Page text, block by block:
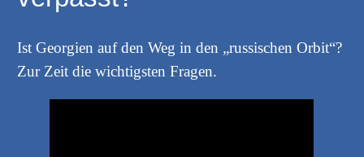
Ist Georgien auf den Weg in den „russischen Orbit“?
Zur Zeit die wichtigsten Fragen.